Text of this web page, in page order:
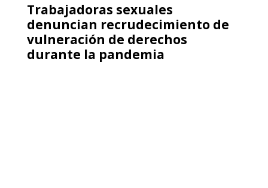
Trabajadoras sexuales
denuncian recrudecimiento de
vulneración de derechos
durante la pandemia